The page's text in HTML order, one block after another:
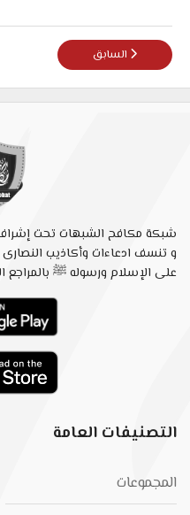
المقال السابق: مواطن
السابق
شبكة مكافح الشبهات تحت إشراف
و تنسف ادعاءات وأكاذيب النصارى
على الإسلام ورسوله ﷺ بالمراجع
التصنيفات العامة
المجموعات